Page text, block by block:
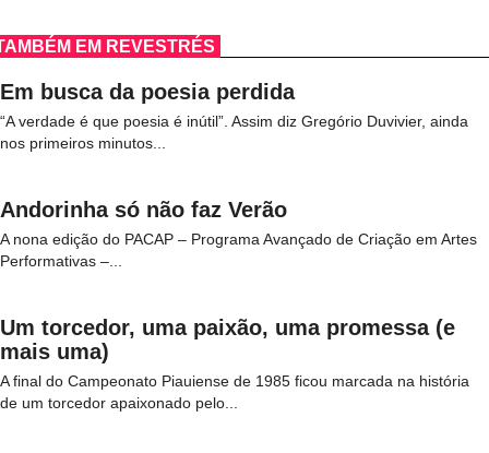
EM REVESTRÉS
Em busca da poesia perdida
“A verdade é que poesia é inútil”. Assim diz Gregório Duvivier, ainda
nos primeiros minutos...
Andorinha só não faz Verão
A nona edição do PACAP – Programa Avançado de Criação em Artes
Performativas –...
Um torcedor, uma paixão, uma promessa (e
mais uma)
A final do Campeonato Piauiense de 1985 ficou marcada na história
de um torcedor apaixonado pelo...